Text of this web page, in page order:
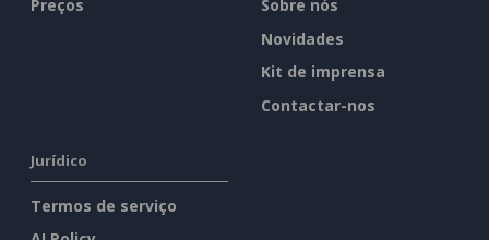
Preços
Sobre nós
Novidades
Kit de imprensa
Contactar-nos
Jurídico
Termos de serviço